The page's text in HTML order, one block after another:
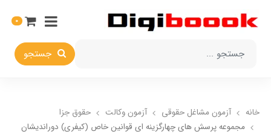
جستجو
0
خانه آزمون مشاغل حقوقی آزمون وکالت
حقوق جزا
مجموعه پرسش های چهارگزینه ای قوانین خاص (کیفری) دوراندیشان